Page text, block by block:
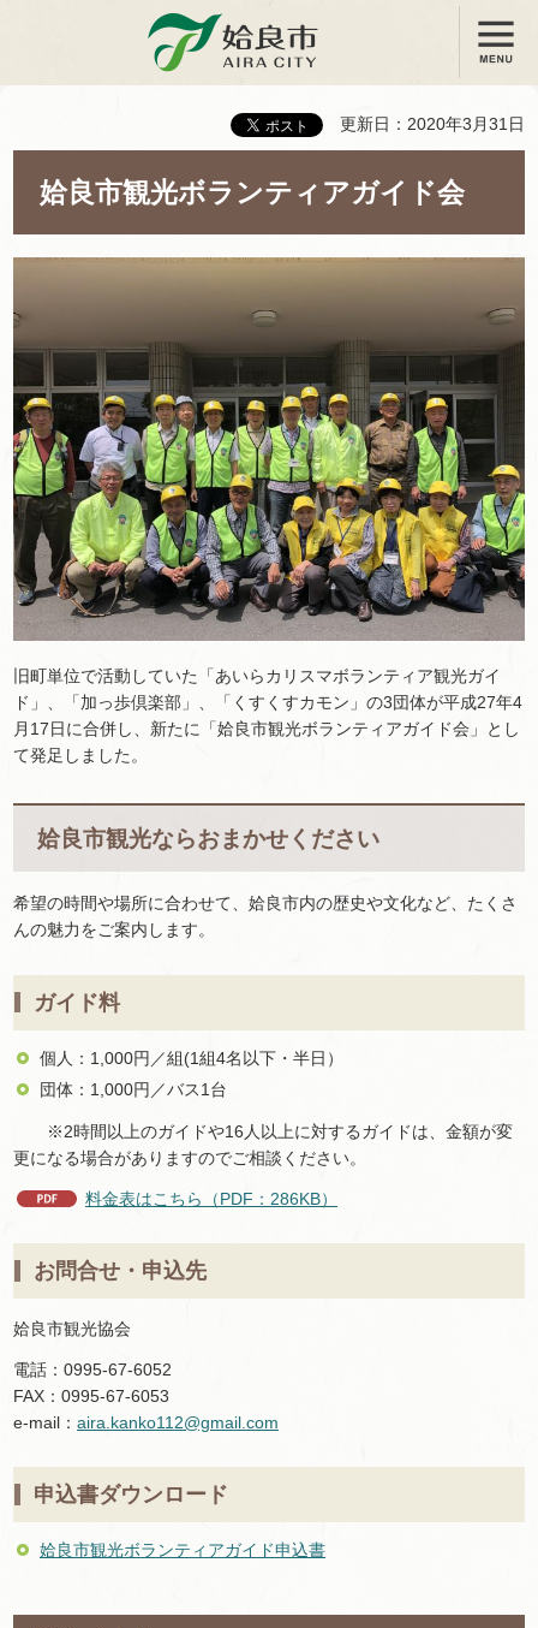
姶良市 メニュー
更新日：2020年3月31日
姶良市観光ボランティアガイド会
旧町単位で活動していた「あいらカリスマボランティア観光ガイ
ド」、「加っ歩倶楽部」、「くすくすカモン」の3団体が平成27年4
月17日に合併し、新たに「姶良市観光ボランティアガイド会」とし
て発足しました。
姶良市観光ならおまかせください
希望の時間や場所に合わせて、姶良市内の歴史や文化など、たくさ
んの魅力をご案内します。
ガイド料
個人：1,000円／組(1組4名以下・半日）
団体：1,000円／バス1台
※2時間以上のガイドや16人以上に対するガイドは、金額が変
更になる場合がありますのでご相談ください。
料金表はこちら（PDF：286KB）
お問合せ・申込先
姶良市観光協会
電話：0995-67-6052
FAX：0995-67-6053
e-mail： aira.kanko112@gmail.com
申込書ダウンロード
姶良市観光ボランティアガイド申込書